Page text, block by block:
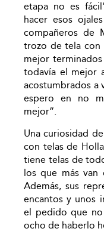
etapa no es
hacer esos
compañeros de
trozo de tela con
mejor
todavía el mejor
acostumbrados a
espero en no
mejor”.
Una curiosidad
con telas de
tiene telas de
los que más van
Además, sus
encantos y unos
el pedido que
ocho de haberlo